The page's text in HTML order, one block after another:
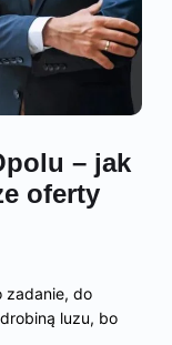
– jak
oferty
zadanie, do
luzu, bo